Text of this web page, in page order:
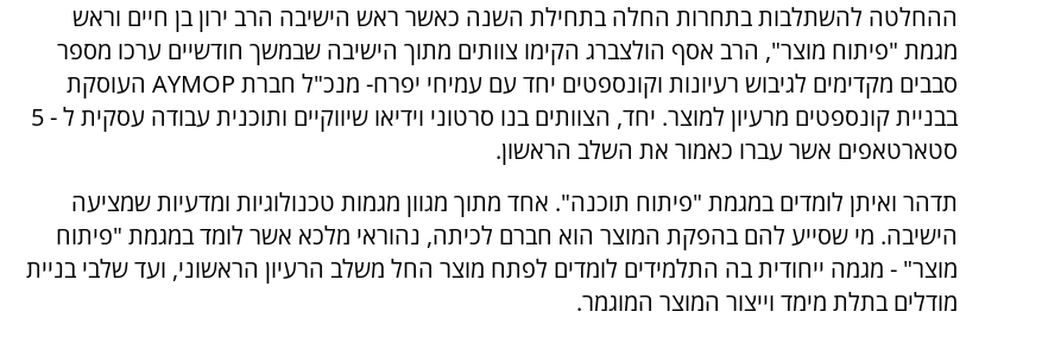
ההחלטה להשתלבות בתחרות החלה בתחילת השנה כאשר ראש הישיבה הרב ירון בן חיים וראש
מגמת "פיתוח מוצר", הרב אסף הולצברג הקימו צוותים מתוך הישיבה שבמשך חודשיים ערכו מספר
סבבים מקדימים לגיבוש רעיונות וקונספטים יחד עם עמיחי יפרח- מנכ"ל חברת AYMOP העוסקת
בבניית קונספטים מרעיון למוצר. יחד, הצוותים בנו סרטוני וידיאו שיווקיים ותוכנית עבודה עסקית ל - 5
סטארטאפים אשר עברו כאמור את השלב הראשון.
תדהר ואיתן לומדים במגמת "פיתוח תוכנה". אחד מתוך מגוון מגמות טכנולוגיות ומדעיות שמציעה
הישיבה. מי שסייע להם בהפקת המוצר הוא חברם לכיתה, נהוראי מלכא אשר לומד במגמת "פיתוח
מוצר" - מגמה ייחודית בה התלמידים לומדים לפתח מוצר החל משלב הרעיון הראשוני, ועד שלבי בניית
מודלים בתלת מימד וייצור המוצר המוגמר.